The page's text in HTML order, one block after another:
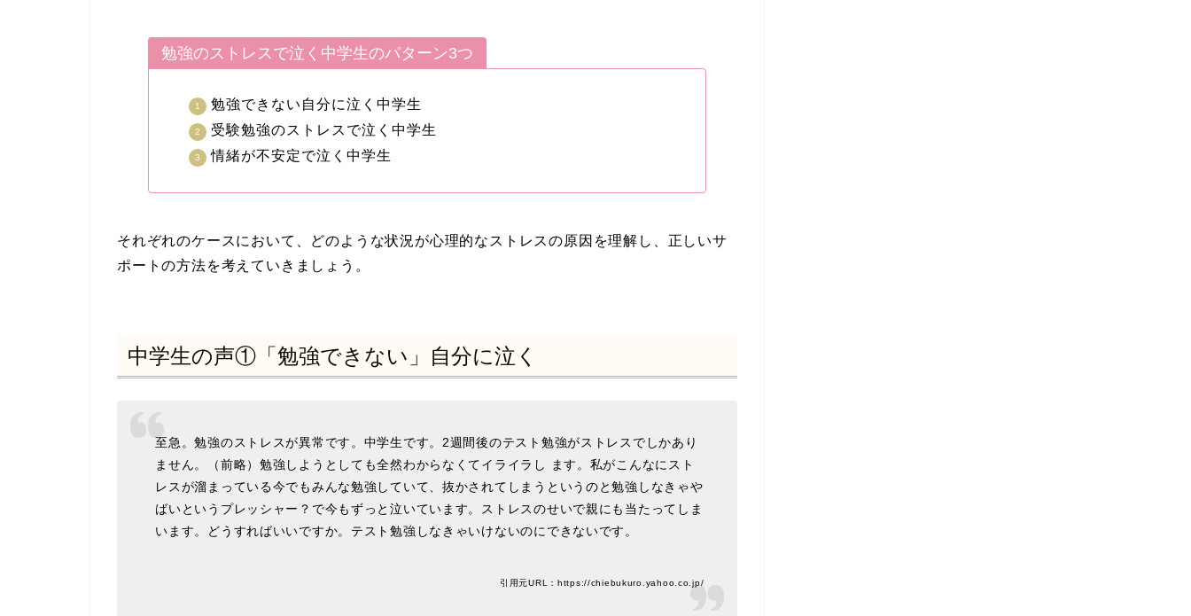
勉強のストレスで泣く中学生のパターン3つ
勉強できない自分に泣く中学生
受験勉強のストレスで泣く中学生
情緒が不安定で泣く中学生
それぞれのケースにおいて、どのような状況が心理的なストレスの原因を理解し、正しいサ
ポートの方法を考えていきましょう。
中学生の声①「勉強できない」自分に泣く
至急。勉強のストレスが異常です。中学生です。2週間後のテスト勉強がストレスでしかあり
ません。（前略）勉強しようとしても全然わからなくてイライラし ます。私がこんなにスト
レスが溜まっている今でもみんな勉強していて、抜かされてしまうというのと勉強しなきゃや
ばいというプレッシャー？で今もずっと泣いています。ストレスのせいで親にも当たってしま
います。どうすればいいですか。テスト勉強しなきゃいけないのにできないです。
引用元URL：https://chiebukuro.yahoo.co.jp/